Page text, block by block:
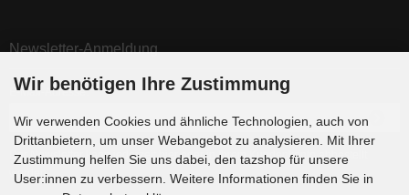
Newsletter-Anmeldung
E-Mail-Adresse:
Der Newsletter kann jederzeit hier oder in Ihrem Kundenkonto abbestellt
werden.
Wir benötigen Ihre Zustimmung
Wir verwenden Cookies und ähnliche Technologien, auch von
Drittanbietern, um unser Webangebot zu analysieren. Mit Ihrer
Zustimmung helfen Sie uns dabei, den tazshop für unsere
User:innen zu verbessern. Weitere Informationen finden Sie in